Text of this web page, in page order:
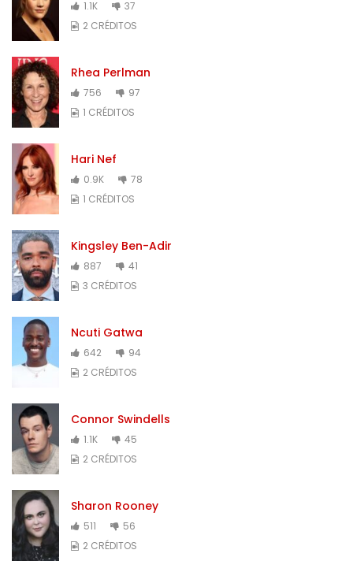
1.1K
37
2 CRÉDITOS
Rhea Perlman
756
97
1 CRÉDITOS
Hari Nef
0.9K
78
1 CRÉDITOS
Kingsley Ben-Adir
887
41
3 CRÉDITOS
Ncuti Gatwa
642
94
2 CRÉDITOS
Connor Swindells
1.1K
45
2 CRÉDITOS
Sharon Rooney
511
56
2 CRÉDITOS